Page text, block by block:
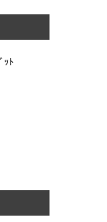
ｯﾄ